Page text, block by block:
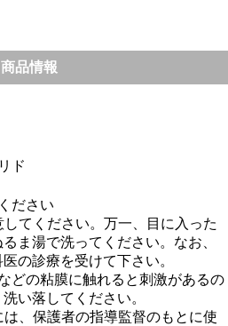
商品情報
ド
ださい
てください。万一、目に入った
ま湯で洗ってください。なお、
の診療を受けて下さい。
どの粘膜に触れると刺激があるの
い落してください。
、保護者の指導監督のもとに使